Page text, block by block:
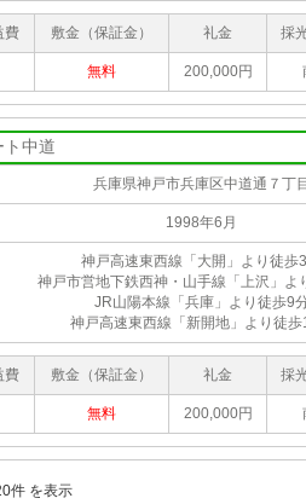
費 敷金（保証金） 礼金 採
無料 200,000円
ト中道
兵庫県神戸市兵庫区中道通７丁
1998年6月
神戸高速東西線「大開」より徒歩
神戸市営地下鉄西神・山手線「上沢」よ
JR山陽本線「兵庫」より徒歩9
神戸高速東西線「新開地」より徒歩
費 敷金（保証金） 礼金 採
無料 200,000円
件 を表示